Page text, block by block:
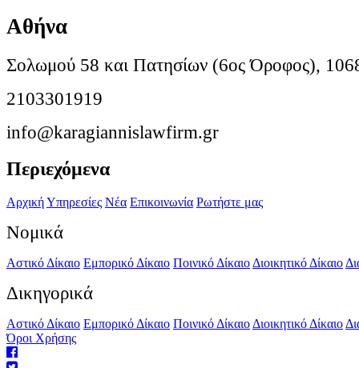
Αθήνα
Σολωμού 58 και Πατησίων (6ος Όροφος),
2103301919
info@karagiannislawfirm.gr
Περιεχόμενα
ΑρχικήΥπηρεσίες Νέα Επικοινωνία Ρωτήστε μας
Νομικά
Αστικό Δίκαιο Εμπορικό Δίκαιο Ποινικό Δίκαιο Διοικητικό Δίκαιο
Δικηγορικά
Αστικό Δίκαιο Εμπορικό Δίκαιο Ποινικό Δίκαιο Διοικητικό Δίκαιο
Όροι Χρήσης